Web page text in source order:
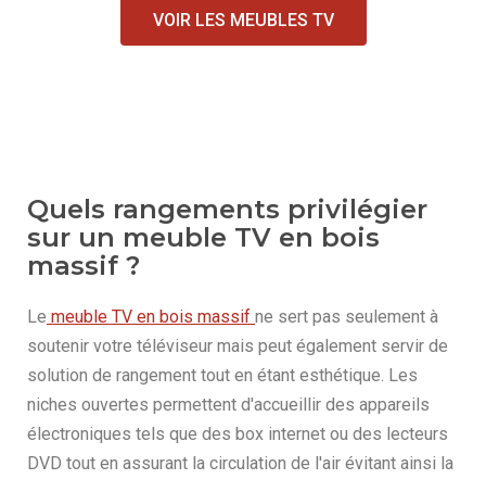
VOIR LES MEUBLES TV
Quels rangements privilégier
sur un meuble TV en bois
massif ?
Le meuble TV en bois massif ne sert pas seulement à
soutenir votre téléviseur mais peut également servir de
solution de rangement tout en étant esthétique. Les
niches ouvertes permettent d'accueillir des appareils
électroniques tels que des box internet ou des lecteurs
DVD tout en assurant la circulation de l'air évitant ainsi la